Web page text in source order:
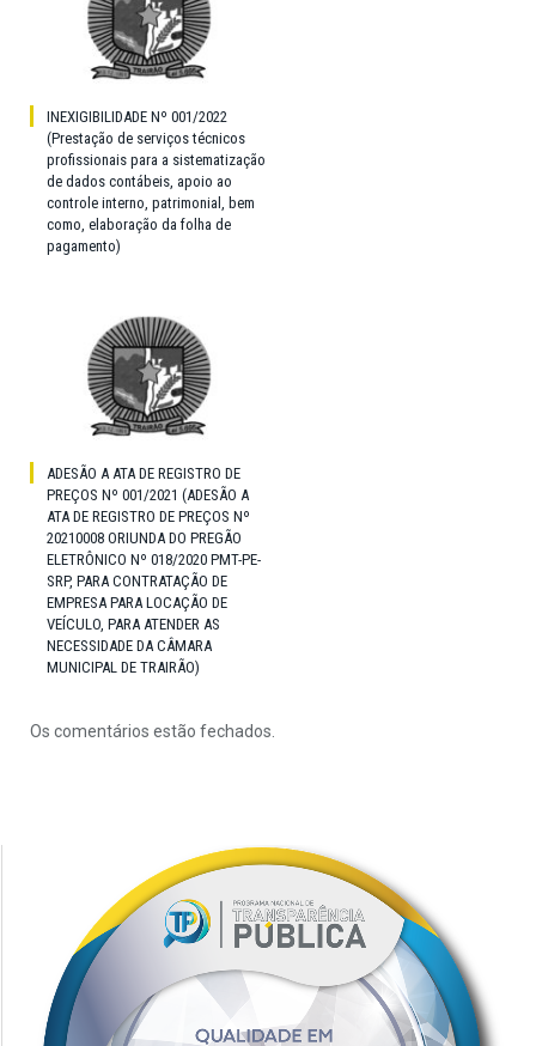
INEXIGIBILIDADE Nº 001/2022
(Prestação de serviços técnicos
profissionais para a sistematização
de dados contábeis, apoio ao
controle interno, patrimonial, bem
como, elaboração da folha de
pagamento)
ADESÃO A ATA DE REGISTRO DE
PREÇOS Nº 001/2021 (ADESÃO A
ATA DE REGISTRO DE PREÇOS Nº
20210008 ORIUNDA DO PREGÃO
ELETRÔNICO Nº 018/2020 PMT-PE-
SRP, PARA CONTRATAÇÃO DE
EMPRESA PARA LOCAÇÃO DE
VEÍCULO, PARA ATENDER AS
NECESSIDADE DA CÂMARA
MUNICIPAL DE TRAIRÃO)
Os comentários estão fechados.